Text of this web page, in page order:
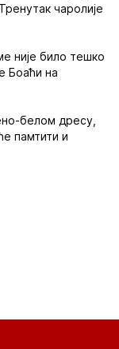
чаролије
није било тешко
Боаћи на
белом дресу,
памтити и